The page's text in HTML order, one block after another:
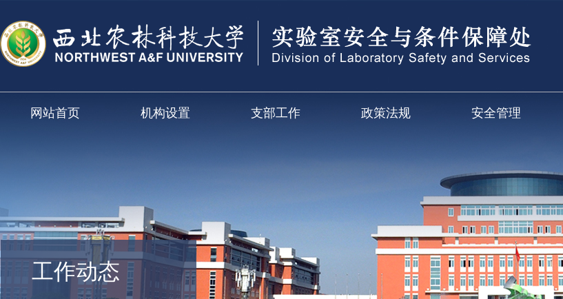
网站首页 机构设置 支部工作 政策法规 安全管理
工作动态